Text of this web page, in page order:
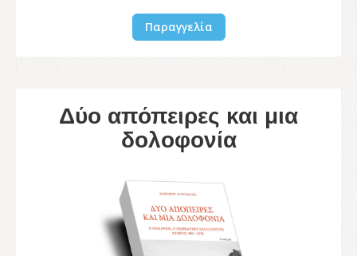
Παραγγελία
Δύο απόπειρες και μια
δολοφονία